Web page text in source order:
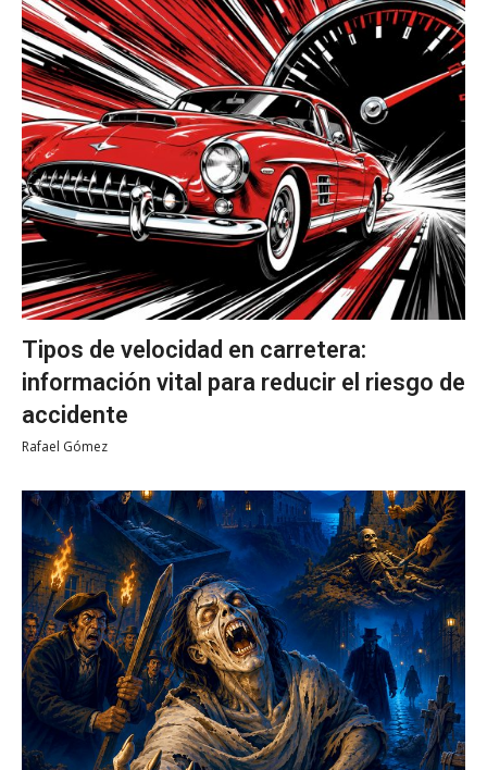
Tipos de velocidad en carretera:
información vital para reducir el riesgo de
accidente
Rafael Gómez